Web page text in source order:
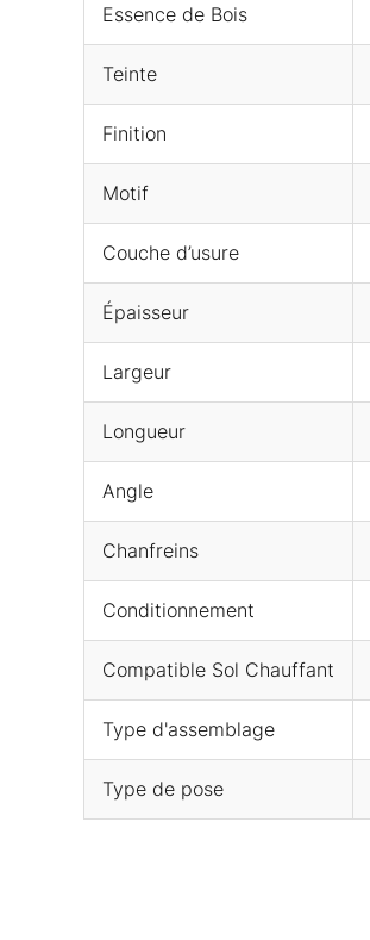
Essence de Bois
Teinte
Finition
Motif
Couche d’usure
Épaisseur
Largeur
Longueur
Angle
Chanfreins
Conditionnement
Compatible Sol Chauffant
Type d'assemblage
Type de pose